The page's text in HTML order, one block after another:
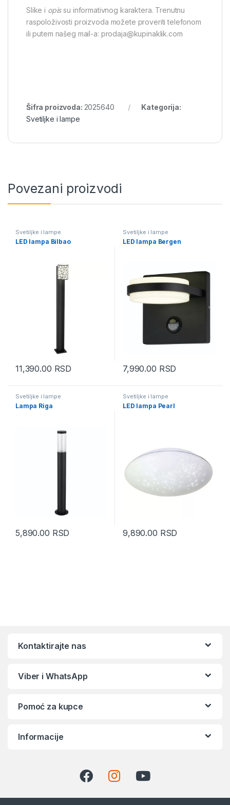
Slike i opissu informativnog karaktera. Trenutnu
raspoloživosti proizvoda možete proveriti telefonom
ili putem našeg mail-a: prodaja@kupinaklik.com
Šifra proizvoda: 2025640
Kategorija:
Svetiljke i lampe
Povezani proizvodi
Svetiljke i lampe
LED lampa Bilbao
11,390.00 RSD
Svetiljke i lampe
LED lampa Bergen
7,990.00 RSD
Svetiljke i lampe
Lampa Riga
5,890.00 RSD
Svetiljke i lampe
LED lampa Pearl
9,890.00 RSD
Kontaktirajte nas
Viber i WhatsApp
Pomoć za kupce
Informacije